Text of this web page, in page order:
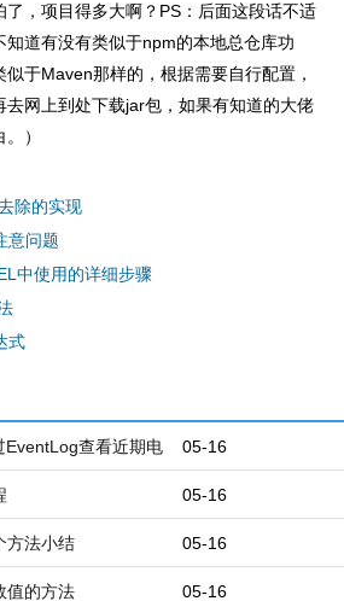
，项目得多大啊？PS：后面这段话不适
道有没有类似于npm的本地总仓库功
于Maven那样的，根据需要自行配置，
去网上到处下载jar包，如果有知道的大佬
）
除的实现
意问题
中使用的详细步骤
式
05-16
EventLog查看近期电
05-16
05-16
方法小结
05-16
值的方法